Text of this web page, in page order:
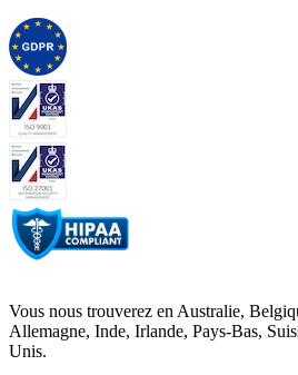
Vous nous trouverez en Australie,
Allemagne, Inde, Irlande, Pays-Bas,
Unis.